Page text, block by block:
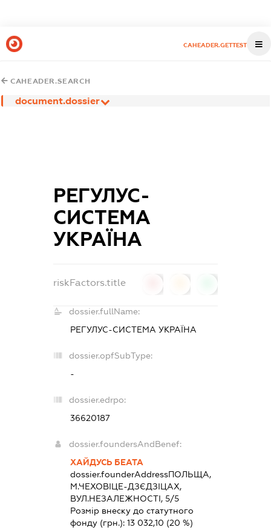
CAHEADER.GETTEST
CAHEADER.SEARCH
document.dossier
РЕГУЛУС-
СИСТЕМА
УКРАЇНА
riskFactors.title
dossier.fullName:
РЕГУЛУС-СИСТЕМА УКРАЇНА
dossier.opfSubType:
-
dossier.edrpo:
36620187
dossier.foundersAndBenef:
ХАЙДУСЬ БЕАТА
dossier.founderAddressПОЛЬЩА,
М.ЧЕХОВІЦЕ-ДЗЄДЗІЦАХ,
ВУЛ.НЕЗАЛЕЖНОСТІ, 5/5
Розмір внеску до статутного
фонду (грн.): 13 032,10 (20 %)